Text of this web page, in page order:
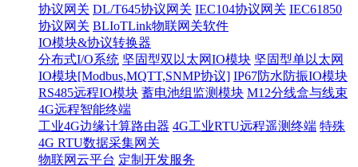
协议网关 DL/T645协议网关 IEC104协议网关 IEC61850
协议网关 BLIoTLink物联网关软件
IO模块&协议转换器
分布式I/O系统 坚固型双以太网IO模块 坚固型单以太网
IO模块[Modbus,MQTT,SNMP协议] IP67防水防振IO模块
RS485远程IO模块 蓄电池组监测模块 M12分线盒与线束
4G远程智能终端
工业4G边缘计算路由器 4G工业RTU远程遥测终端 特殊
4G RTU数据采集网关
物联网云平台 定制开发服务